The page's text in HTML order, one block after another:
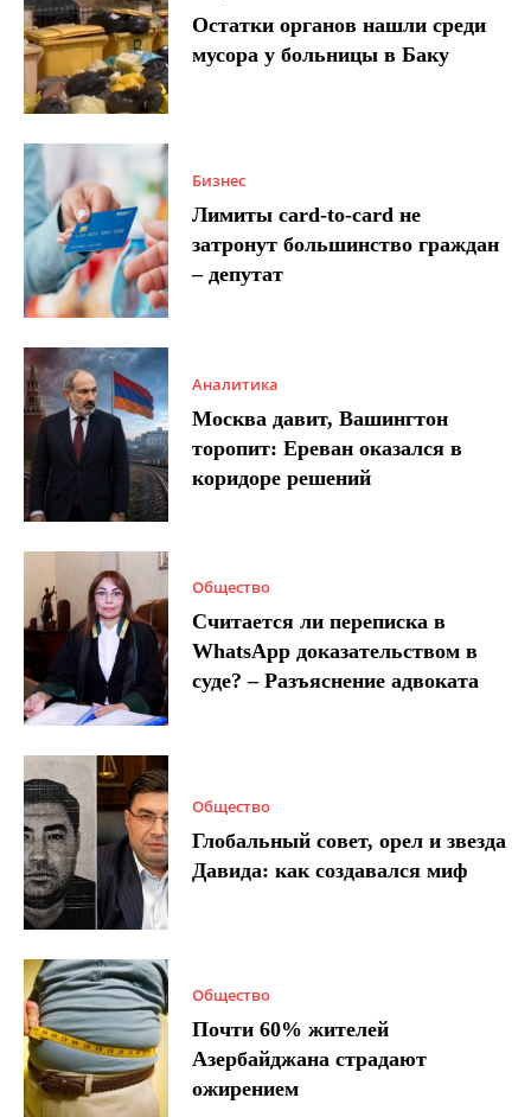
Остатки органов нашли среди
мусора у больницы в Баку
Бизнес
Лимиты card-to-card не
затронут большинство граждан
– депутат
Аналитика
Москва давит, Вашингтон
торопит: Ереван оказался в
коридоре решений
Общество
Считается ли переписка в
WhatsApp доказательством в
суде? – Разъяснение адвоката
Общество
Глобальный совет, орел и звезда
Давида: как создавался миф
Общество
Почти 60% жителей
Азербайджана страдают
ожирением